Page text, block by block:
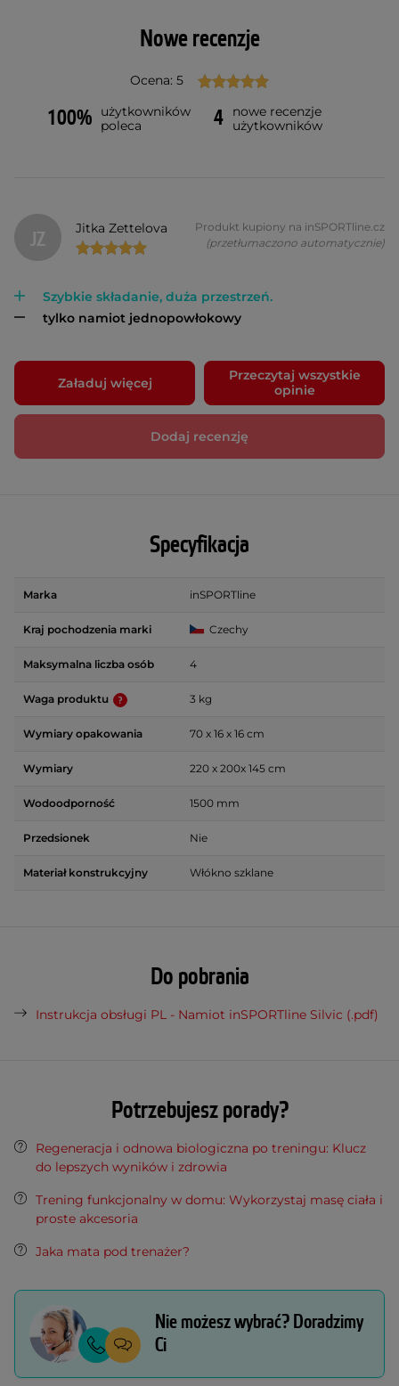
Nowe recenzje
Ocena: 5
100%
użytkowników
poleca
4
nowe recenzje
użytkowników
JZ Jitka Zettelova
Produkt kupiony na inSPORTline.cz
(przetłumaczono automatycznie)
Szybkie składanie, duża przestrzeń.
tylko namiot jednopowłokowy
Załaduj więcej
Przeczytaj wszystkie
opinie
Dodaj recenzję
Specyfikacja
Marka inSPORTline
Kraj pochodzenia marki Czechy
Maksymalna liczba osób 4
Waga produktu 3 kg
Wymiary opakowania 70 x 16 x 16 cm
Wymiary 220 x 200x 145 cm
Wodoodporność 1500 mm
Przedsionek Nie
Materiał konstrukcyjny Włókno szklane
Do pobrania
Instrukcja obsługi PL - Namiot inSPORTline Silvic (.pdf)
Potrzebujesz porady?
Regeneracja i odnowa biologiczna po treningu: Klucz
do lepszych wyników i zdrowia
Trening funkcjonalny w domu: Wykorzystaj masę ciała i
proste akcesoria
Jaka mata pod trenażer?
Nie możesz wybrać? Doradzimy
Ci